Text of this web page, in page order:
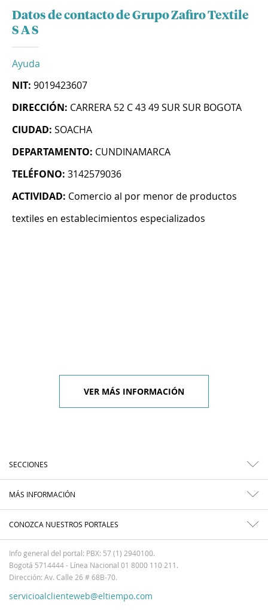
Datos de contacto de Grupo Zafiro Textile
S A S
Ayuda
NIT: 9019423607
DIRECCIÓN: CARRERA 52 C 43 49 SUR SUR BOGOTA
CIUDAD: SOACHA
DEPARTAMENTO: CUNDINAMARCA
TELÉFONO: 3142579036
ACTIVIDAD: Comercio al por menor de productos
textiles en establecimientos especializados
VER MÁS INFORMACIÓN
SECCIONES
MÁS INFORMACIÓN
CONOZCA NUESTROS PORTALES
Info general del portal: PBX: 57 (1) 2940100.
Bogotá 5714444 - Línea Nacional 01 8000 110 211.
Dirección: Av. Calle 26 # 68B-70.
servicioalclienteweb@eltiempo.com